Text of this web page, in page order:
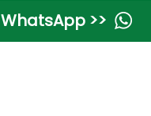
WhatsApp >>